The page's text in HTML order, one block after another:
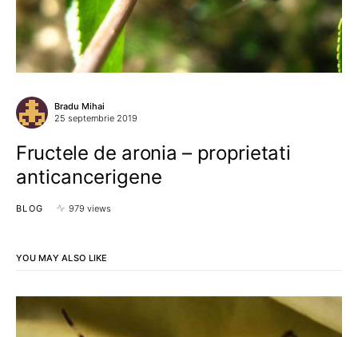
Bradu Mihai
25 septembrie 2019
Fructele de aronia – proprietati
anticancerigene
BLOG 979 views
YOU MAY ALSO LIKE